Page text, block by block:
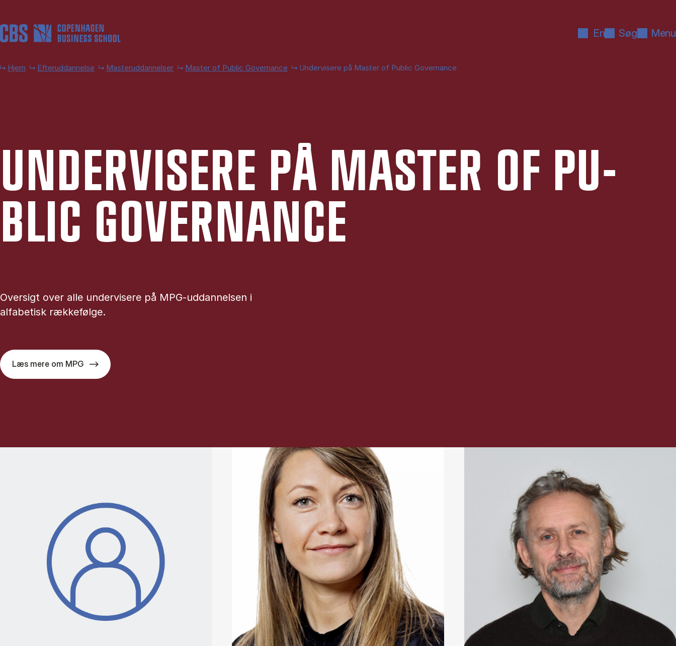
En Søg Menu
Hjem Efteruddannelse Masteruddannelser Master of Public Governance Undervisere på Master of Public Governance
UN­DER­VI­SE­RE PÅ MA­STER OF PU­
BLIC GOVER­NAN­CE
Oversigt over alle undervisere på MPG-uddannelsen i
alfabetisk rækkefølge.
Læs mere om MPG